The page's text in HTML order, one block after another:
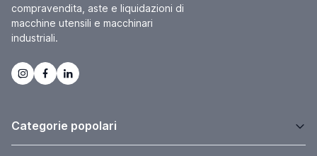
compravendita, aste e liquidazioni di
macchine utensili e macchinari
industriali.
Categorie popolari